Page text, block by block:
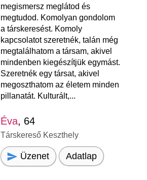
megismersz meglátod és
megtudod. Komolyan gondolom
a társkeresést. Komoly
kapcsolatot szeretnék, talán még
megtalálhatom a társam, akivel
mindenben kiegészítjük egymást.
Szeretnék egy társat, akivel
megoszthatom az életem minden
pillanatát. Kulturált,...
Éva, 64
Társkereső Keszthely
Üzenet Adatlap